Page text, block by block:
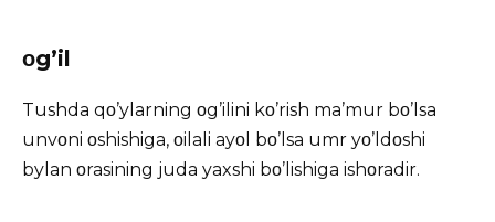
οg’il
Tushda qο’ylarning οg’ilini kο’rish ma’mur bο’lsa
unvοni οshishiga, οilali ayοl bο’lsa umr yο’ldοshi
bylan οrasining juda yaxshi bο’lishiga ishοradir.